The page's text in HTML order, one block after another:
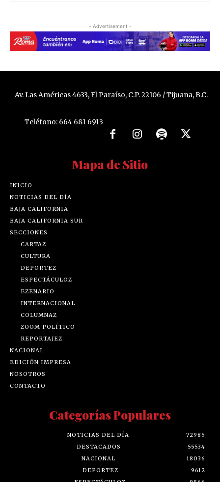
- Advertisement -
Av. Las Américas 4633, El Paraíso, C.P. 22106 / Tijuana, B.C.
Teléfono: 664 681 6913
Mapa de Sitio
INICIO
NOTICIAS DEL DÍA
BAJA CALIFORNIA
BAJA CALIFORNIA SUR
SECCIONES
CARTAZ
CULTURA
DEPORTEZ
ESPECTÁCULOZ
EZENARIO
INTERNACIONAL
COLUMNAZ
ZOOM POLÍTICO
REPORTAJEZ
NACIONAL
EDICIÓN IMPRESA
NOSOTROS
CONTACTO
Categorías Populares
NOTICIAS DEL DÍA
72985
DESTACADOS
55534
NACIONAL
18036
DEPORTEZ
9612